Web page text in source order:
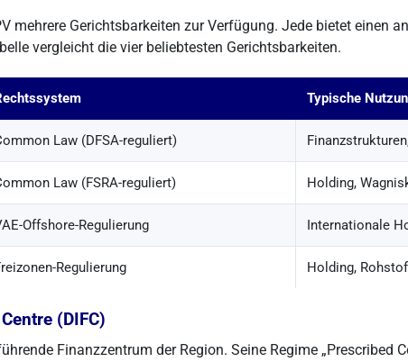
mehrere Gerichtsbarkeiten zur Verfügung. Jede bietet einen
vergleicht die vier beliebtesten Gerichtsbarkeiten.
Typische
Law (DFSA-reguliert)
Law (FSRA-reguliert) Holding,
Offshore-Regulierung Internationale
Regulierung Holding,
(DIFC)
Finanzzentrum der Region. Seine Regime